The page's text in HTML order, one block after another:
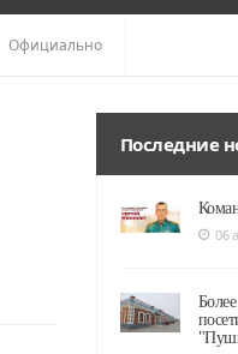
Официально
Последние
06